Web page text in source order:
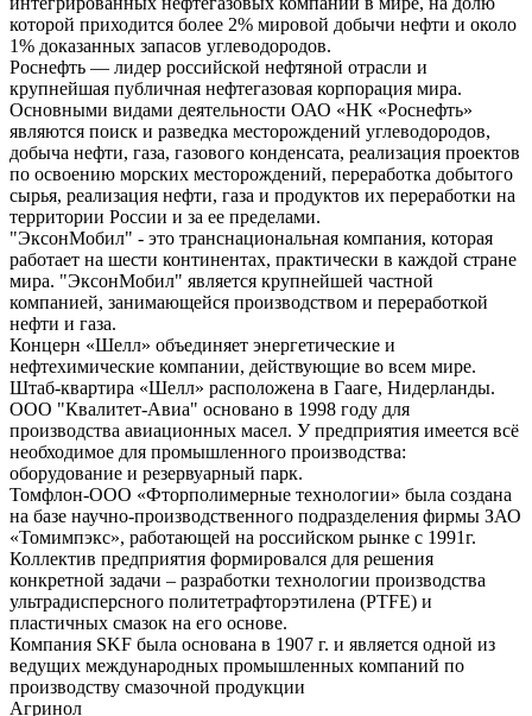
которой приходится более 2% мировой добычи нефти и около
1% доказанных запасов углеводородов.
Роснефть — лидер российской нефтяной отрасли и
крупнейшая публичная нефтегазовая корпорация мира.
Основными видами деятельности ОАО «НК «Роснефть»
являются поиск и разведка месторождений углеводородов,
добыча нефти, газа, газового конденсата, реализация проектов
по освоению морских месторождений, переработка добытого
сырья, реализация нефти, газа и продуктов их переработки на
территории России и за ее пределами.
"ЭксонМобил" - это транснациональная компания, которая
работает на шести континентах, практически в каждой стране
мира. "ЭксонМобил" является крупнейшей частной
компанией, занимающейся производством и переработкой
нефти и газа.
Концерн «Шелл» объединяет энергетические и
нефтехимические компании, действующие во всем мире.
Штаб-квартира «Шелл» расположена в Гааге, Нидерланды.
ООО "Квалитет-Авиа" основано в 1998 году для
производства авиационных масел. У предприятия имеется всё
необходимое для промышленного производства:
оборудование и резервуарный парк.
Томфлон-ООО «Фторполимерные технологии» была создана
на базе научно-производственного подразделения фирмы ЗАО
«Томимпэкс», работающей на российском рынке с 1991г.
Коллектив предприятия формировался для решения
конкретной задачи – разработки технологии производства
ультрадисперсного политетрафторэтилена (PTFE) и
пластичных смазок на его основе.
Компания SKF была основана в 1907 г. и является одной из
ведущих международных промышленных компаний по
производству смазочной продукции
Агринол